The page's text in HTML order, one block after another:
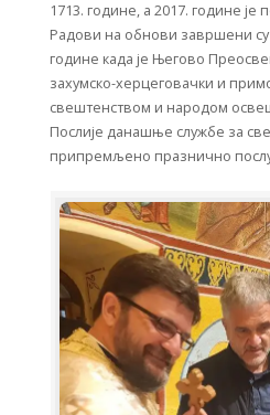
1713. године, а 2017. године
Радови на обнови завршени су
године када је Његово
захумско-херцеговачки и
свештенством и народом
Послије данашње службе за
припремљено празнично